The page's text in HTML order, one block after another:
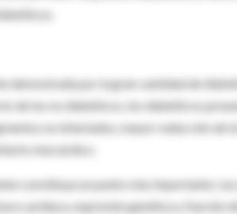
demostrada por la gran cantidad de
de los no diabéticos, los diabéticos
no infartados, mayor reducción
miocárdico.
constituya un punto más importante.
cardíaca, expresión genética y función